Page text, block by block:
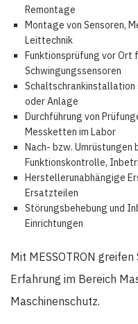
Remontage
Montage von Sensoren,
Leittechnik
Funktionsprüfung vor
Schwingungssensoren
Schaltschrankinstallation
oder Anlage
Durchführung von
Messketten im Labor
Nach- bzw.
Funktionskontrolle,
Herstellerunabhängige
Ersatzteilen
Störungsbehebung und
Einrichtungen
Mit MESSOTRON
Erfahrung im Bereich
Maschinenschutz.